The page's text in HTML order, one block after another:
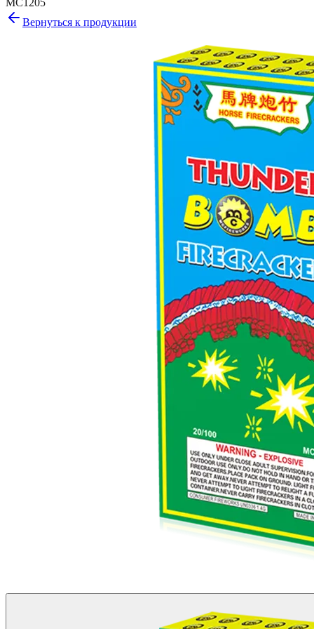
MC1205
Вернуться к продукции